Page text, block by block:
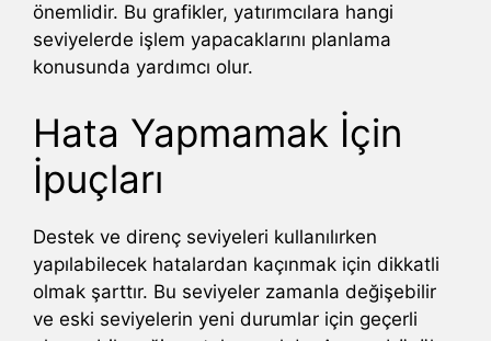
önemlidir. Bu grafikler, yatırımcılara hangi
seviyelerde işlem yapacaklarını planlama
konusunda yardımcı olur.
Hata Yapmamak İçin
İpuçları
Destek ve direnç seviyeleri kullanılırken
yapılabilecek hatalardan kaçınmak için dikkatli
olmak şarttır. Bu seviyeler zamanla değişebilir
ve eski seviyelerin yeni durumlar için geçerli